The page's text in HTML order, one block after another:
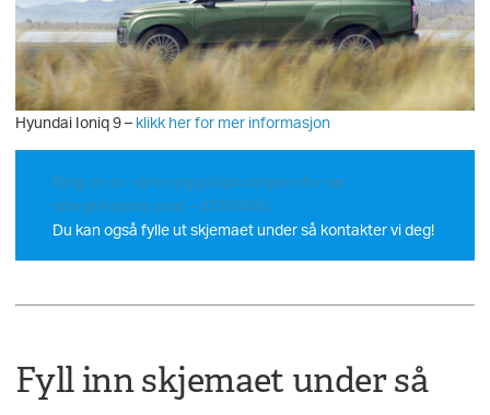
Hyundai Ioniq 9 – klikk her for mer informasjon
Ring en av våre hyggelige selgere for en
uforpliktende prat – 52700650.
Du kan også fylle ut skjemaet under så kontakter vi deg!
Fyll inn skjemaet under så